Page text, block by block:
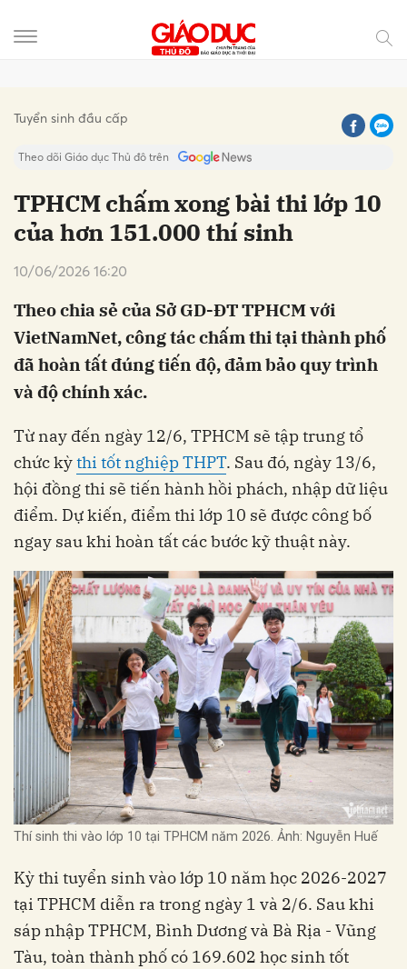
Tuyển sinh đầu cấp
Theo dõi Giáo dục Thủ đô trên
TPHCM chấm xong bài thi lớp 10
của hơn 151.000 thí sinh
10/06/2026 16:20
Theo chia sẻ của Sở GD-ĐT TPHCM với
VietNamNet, công tác chấm thi tại thành phố
đã hoàn tất đúng tiến độ, đảm bảo quy trình
và độ chính xác.
Từ nay đến ngày 12/6, TPHCM sẽ tập trung tổ
chức kỳthi tốt nghiệp THPT. Sau đó, ngày 13/6,
hội đồng thi sẽ tiến hành hồi phách, nhập dữ liệu
điểm. Dự kiến, điểm thi lớp 10 sẽ được công bố
ngay sau khi hoàn tất các bước kỹ thuật này.
Thí sinh thi vào lớp 10 tại TPHCM năm 2026. Ảnh: Nguyễn Huế
Kỳ thi tuyển sinh vào lớp 10 năm học 2026-2027
tại TPHCM diễn ra trong ngày 1 và 2/6. Sau khi
sáp nhập TPHCM, Bình Dương và Bà Rịa - Vũng
Tàu, toàn thành phố có 169.602 học sinh tốt
Hủy Gửi